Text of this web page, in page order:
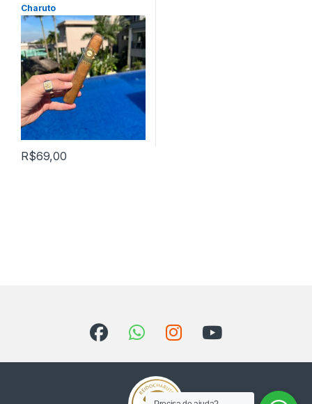
Charuto
R$69,00